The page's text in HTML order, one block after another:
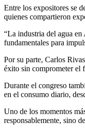
Entre los expositores se
quienes compartieron
“La industria del agua en
fundamentales para
Por su parte, Carlos
éxito sin comprometer el
Durante el congreso
en el consumo diario,
Uno de los momentos
responsablemente, sino